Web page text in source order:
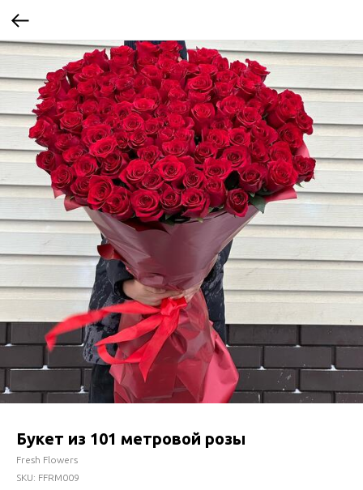
Букет из 101 метровой розы
Fresh Flowers
SKU: FFRM009